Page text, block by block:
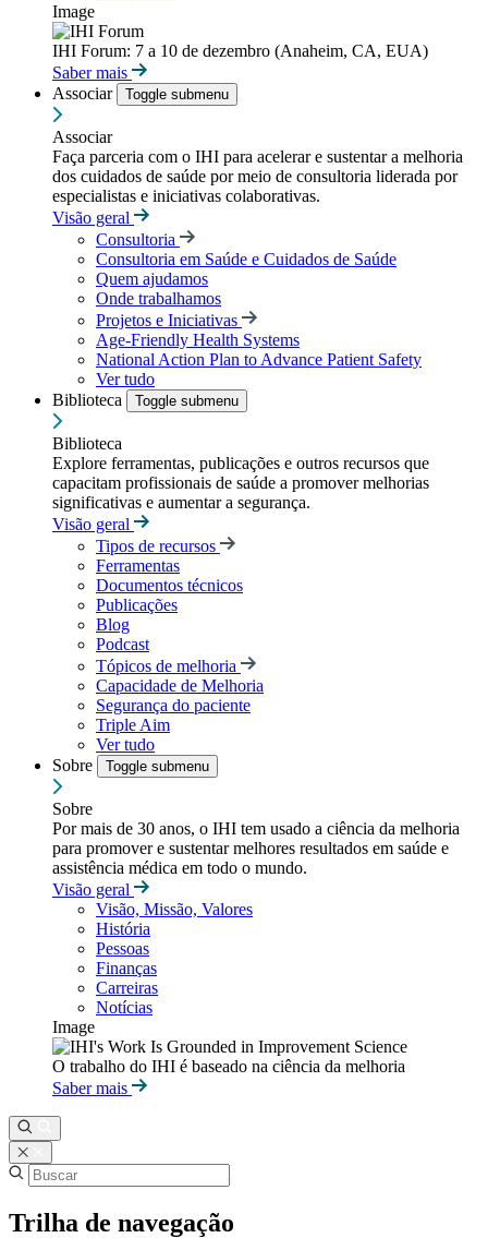
Image
IHI Forum: 7 a 10 de dezembro (Anaheim, CA, EUA)
Saber mais
Associar
Toggle submenu
Associar
Faça parceria com o IHI para acelerar e sustentar a melhoria
dos cuidados de saúde por meio de consultoria liderada por
especialistas e iniciativas colaborativas.
Visão geral
Consultoria
Consultoria em Saúde e Cuidados de Saúde
Quem ajudamos
Onde trabalhamos
Projetos e Iniciativas
Age-Friendly Health Systems
National Action Plan to Advance Patient Safety
Ver tudo
Biblioteca
Toggle submenu
Biblioteca
Explore ferramentas, publicações e outros recursos que
capacitam profissionais de saúde a promover melhorias
significativas e aumentar a segurança.
Visão geral
Tipos de recursos
Ferramentas
Documentos técnicos
Publicações
Blog
Podcast
Tópicos de melhoria
Capacidade de Melhoria
Segurança do paciente
Triple Aim
Ver tudo
Sobre
Toggle submenu
Sobre
Por mais de 30 anos, o IHI tem usado a ciência da melhoria
para promover e sustentar melhores resultados em saúde e
assistência médica em todo o mundo.
Visão geral
Visão, Missão, Valores
História
Pessoas
Finanças
Carreiras
Notícias
Image
O trabalho do IHI é baseado na ciência da melhoria
Saber mais
Trilha de navegação